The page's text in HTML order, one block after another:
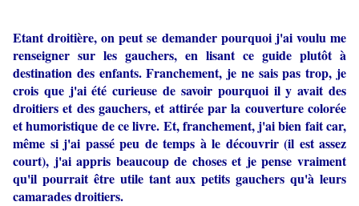
Etant droitière, on peut se demander pourquoi j'ai voulu me
renseigner sur les gauchers, en lisant ce guide plutôt à
destination des enfants. Franchement, je ne sais pas trop, je
crois que j'ai été curieuse de savoir pourquoi il y avait des
droitiers et des gauchers, et attirée par la couverture colorée
et humoristique de ce livre. Et, franchement, j'ai bien fait car,
même si j'ai passé peu de temps à le découvrir (il est assez
court), j'ai appris beaucoup de choses et je pense vraiment
qu'il pourrait être utile tant aux petits gauchers qu'à leurs
camarades droitiers.